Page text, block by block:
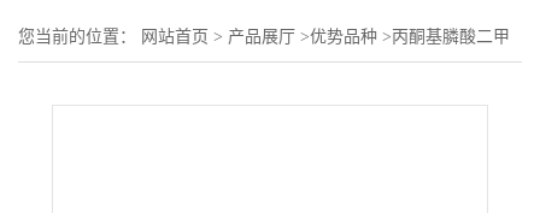
您当前的位置： 网站首页 > 产品展厅 >优势品种 >丙酮基膦酸二甲